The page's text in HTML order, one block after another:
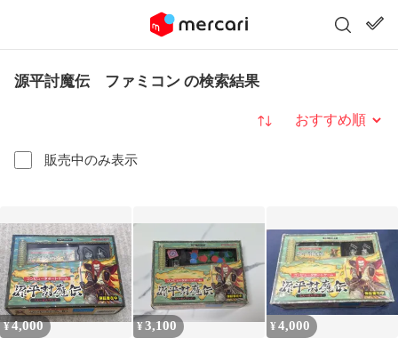
源平討魔伝 ファミコン の検索結果
販売中のみ表示
並び替え
¥4,000 ¥3,100 ¥4,000